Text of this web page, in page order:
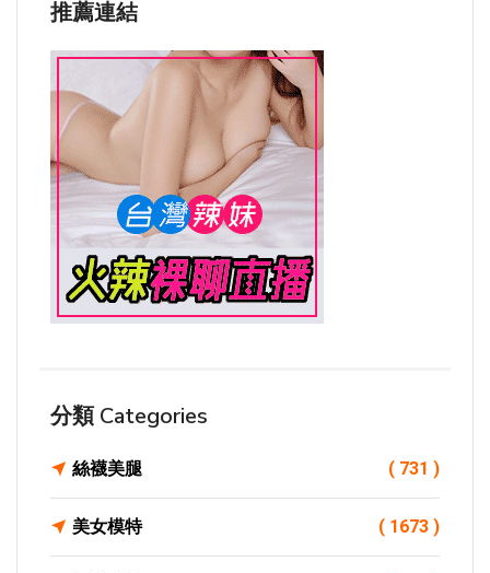
推薦連結
分類 Categories
絲襪美腿 ( 731 )
美女模特 ( 1673 )